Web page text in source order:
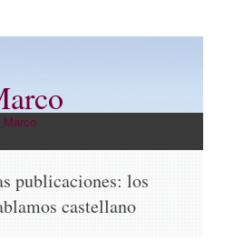
publicaciones: los
castellano